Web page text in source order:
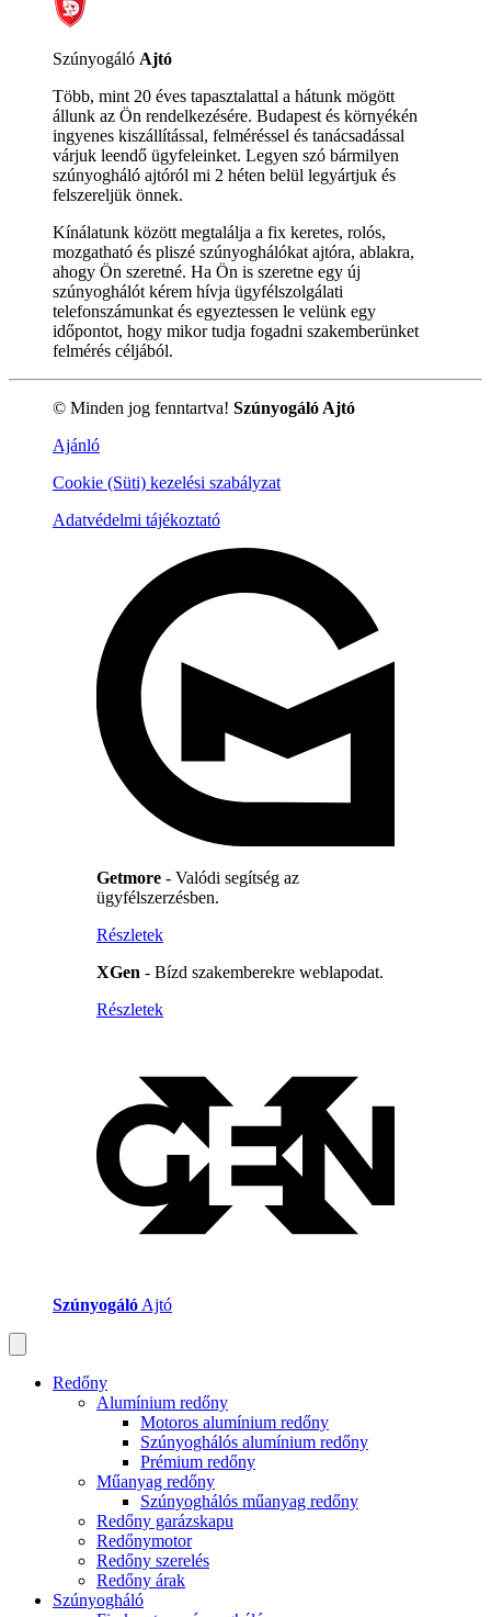
Szúnyogáló Ajtó
Több, mint 20 éves tapasztalattal a hátunk mögött
állunk az Ön rendelkezésére. Budapest és környékén
ingyenes kiszállítással, felméréssel és tanácsadással
várjuk leendő ügyfeleinket. Legyen szó bármilyen
szúnyogháló ajtóról mi 2 héten belül legyártjuk és
felszereljük önnek.
Kínálatunk között megtalálja a fix keretes, rolós,
mozgatható és pliszé szúnyoghálókat ajtóra, ablakra,
ahogy Ön szeretné. Ha Ön is szeretne egy új
szúnyoghálót kérem hívja ügyfélszolgálati
telefonszámunkat és egyeztessen le velünk egy
időpontot, hogy mikor tudja fogadni szakemberünket
felmérés céljából.
© Minden jog fenntartva! Szúnyogáló Ajtó
Ajánló
Cookie (Süti) kezelési szabályzat
Adatvédelmi tájékoztató
Getmore - Valódi segítség az
ügyfélszerzésben.
Részletek
XGen - Bízd szakemberekre weblapodat.
Részletek
Szúnyogáló Ajtó
Redőny
Alumínium redőny
Motoros alumínium redőny
Szúnyoghálós alumínium redőny
Prémium redőny
Műanyag redőny
Szúnyoghálós műanyag redőny
Redőny garázskapu
Redőnymotor
Redőny szerelés
Redőny árak
Szúnyogháló